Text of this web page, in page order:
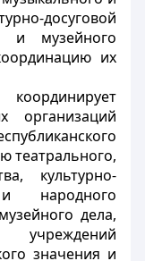
досуговой
и музейного
их
организаций
театрального,
культурно-
народного
дела,
учреждений
значения и